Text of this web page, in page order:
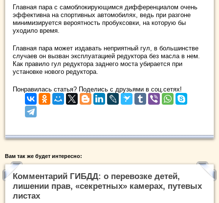
Главная пара с самоблокирующимся дифференциалом очень
эффективна на спортивных автомобилях, ведь при разгоне
минимизируется вероятность пробуксовки, на которую бы
уходило время.
Главная пара может издавать неприятный гул, в большинстве
случаев он вызван эксплуатацией редуктора без масла в нем.
Как правило гул редуктора заднего моста убирается при
установке нового редуктора.
Понравилась статья? Поделись с друзьями в соц.сетях!
Вам так же будет интересно:
Комментарий ГИБДД: о перевозке детей,
лишении прав, «секретных» камерах, путевых
листах